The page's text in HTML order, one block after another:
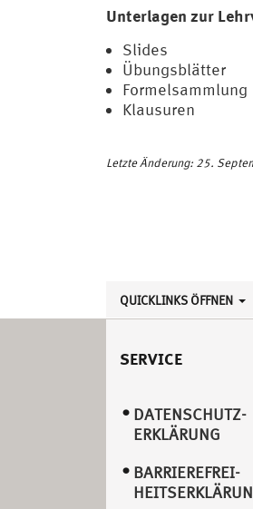
Unterlagen zur
Slides
Übungsblätter
Formelsammlung
Klausuren
Letzte Änderung: 25.
QUICKLINKS ÖFFNEN
SERVICE
DATENSCHUTZ­
ERKLÄRUNG
BARRIEREFREI­